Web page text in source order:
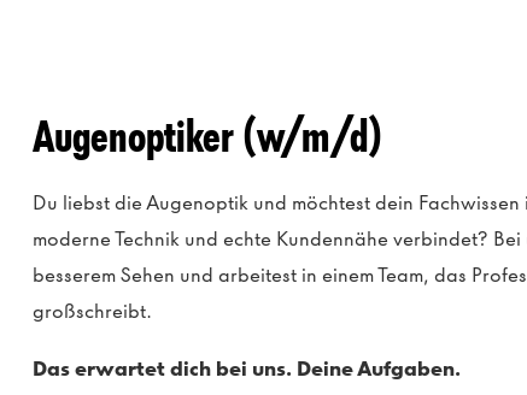
Augenoptiker (w/m/d)
Du liebst die Augenoptik und möchtest dein
moderne Technik und echte Kundennähe verbindet?
besserem Sehen und arbeitest in einem Team, das
großschreibt.
Das erwartet dich bei uns. Deine Aufgaben.